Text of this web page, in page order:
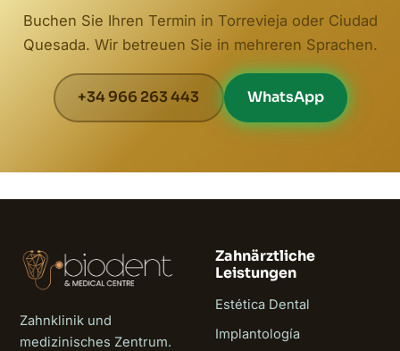
Buchen Sie Ihren Termin in Torrevieja oder Ciudad
Quesada. Wir betreuen Sie in mehreren Sprachen.
+34 966 263 443 WhatsApp
Zahnklinik und
medizinisches Zentrum.
Zahnärztliche
Leistungen
Estética Dental
Implantología